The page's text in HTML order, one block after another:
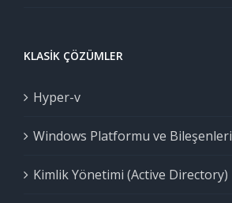
KLASIK ÇÖZÜMLER
Hyper-v
Windows Platformu ve Bileşenleri
Kimlik Yönetimi (Active Directory)